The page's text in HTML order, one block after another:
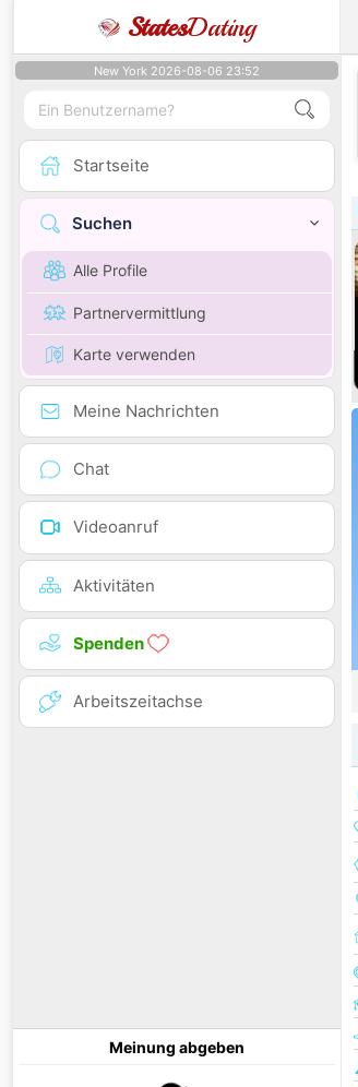
StatesDating
New York 2026-08-06 23:52
Startseite
Suchen
Alle Profile
Partnervermittlung
Karte verwenden
Meine Nachrichten
Chat
Videoanruf
Aktivitäten
Spenden
Arbeitszeitachse
Meinung abgeben